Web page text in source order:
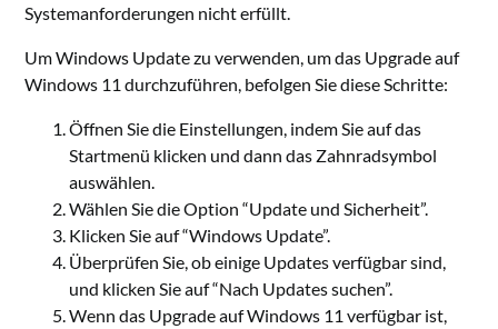
Systemanforderungen nicht erfüllt.
Um Windows Update zu verwenden, um das Upgrade auf
Windows 11 durchzuführen, befolgen Sie diese Schritte:
Öffnen Sie die Einstellungen, indem Sie auf das
Startmenü klicken und dann das Zahnradsymbol
auswählen.
Wählen Sie die Option “Update und Sicherheit”.
Klicken Sie auf “Windows Update”.
Überprüfen Sie, ob einige Updates verfügbar sind,
und klicken Sie auf “Nach Updates suchen”.
Wenn das Upgrade auf Windows 11 verfügbar ist,